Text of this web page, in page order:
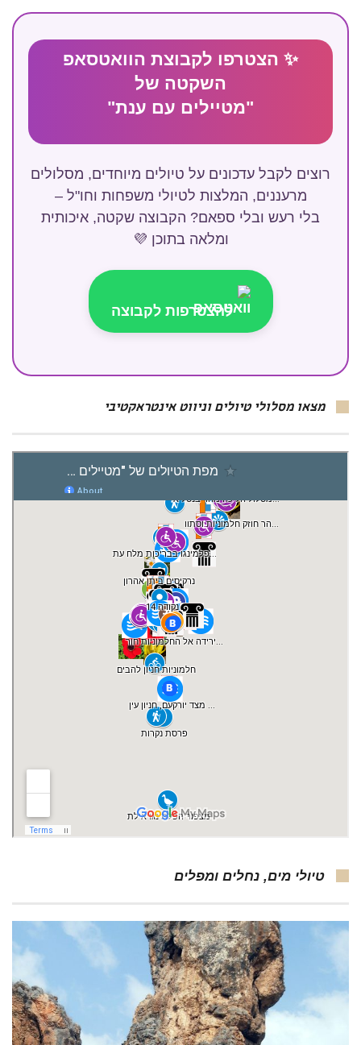
✨ הצטרפו לקבוצת הוואטסאפ
השקטה של
"מטיילים עם ענת"
רוצים לקבל עדכונים על טיולים מיוחדים, מסלולים
מרעננים, המלצות לטיולי משפחות וחו"ל –
בלי רעש ובלי ספאם? הקבוצה שקטה, איכותית
ומלאה בתוכן 💜
להצטרפות לקבוצה
מצאו מסלולי טיולים וניווט אינטראקטיבי
טיולי מים, נחלים ומפלים